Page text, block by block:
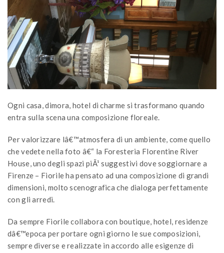
Ogni casa, dimora, hotel di charme si trasformano quando
entra sulla scena una composizione floreale.
Per valorizzare lâ€™atmosfera di un ambiente, come quello
che vedete nella foto â€“ la Foresteria Florentine River
House, uno degli spazi piÃ¹ suggestivi dove soggiornare a
Firenze – Fiorile ha pensato ad una composizione di grandi
dimensioni, molto scenografica che dialoga perfettamente
con gli arredi.
Da sempre Fiorile collabora con boutique, hotel, residenze
dâ€™epoca per portare ogni giorno le sue composizioni,
sempre diverse e realizzate in accordo alle esigenze di